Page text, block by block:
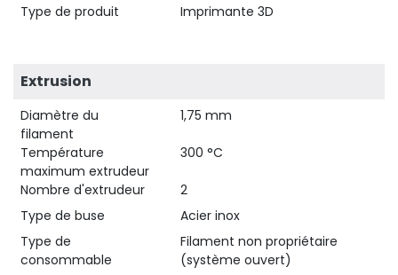
Type de produit
Imprimante 3D
Extrusion
Diamètre du
filament
1,75 mm
Température
maximum extrudeur
300 °C
Nombre d'extrudeur
2
Type de buse
Acier inox
Type de
consommable
Filament non propriétaire
(système ouvert)